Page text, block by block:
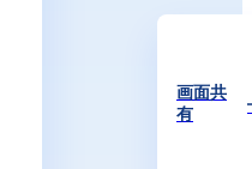
画面共
有